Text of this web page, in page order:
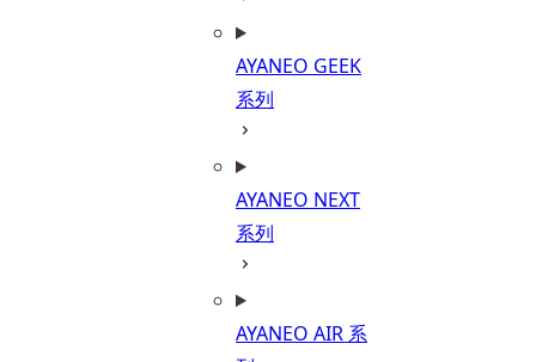
AYANEO GEEK
系列
AYANEO NEXT
系列
AYANEO AIR 系